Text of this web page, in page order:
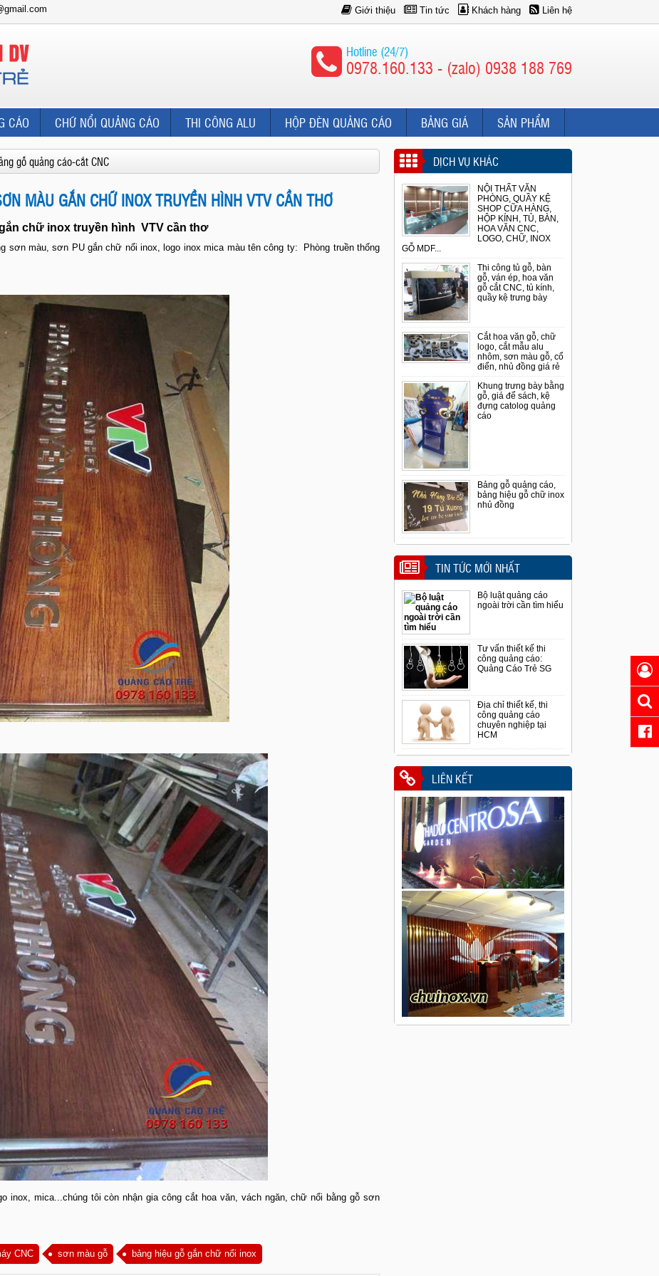
Giới thiệu Tin tức Khách hàng Liên hệ
Hotline (24/7)
0978.160.133 - (zalo) 0938 188 769
CÁO CHỮ NỔI QUẢNG CÁO THI CÔNG ALU HỘP ĐÈN QUẢNG CÁO BẢNG GIÁ SẢN PHẨM
DỊCH VỤ KHÁC
NỘI THẤT VĂN
PHÒNG, QUẦY KỆ
SHOP CỮA HÀNG,
HỘP KÍNH, TỦ, BÀN,
HOA VĂN CNC,
LOGO, CHỮ, INOX
GỖ MDF...
Thi công tủ gỗ, bàn
gỗ, ván ép, hoa văn
gỗ cắt CNC, tủ kính,
quầy kệ trưng bày
Cắt hoa văn gỗ, chữ
logo, cắt mẫu alu
nhôm, sơn màu gỗ, cổ
điển, nhủ đồng giá rẻ
Khung trưng bày bằng
gỗ, giá để sách, kệ
đựng catolog quảng
cáo
Bảng gỗ quảng cáo,
bảng hiệu gỗ chữ inox
nhủ đồng
TIN TỨC MỚI NHẤT
Bộ luật quảng cáo
ngoài trời cần tìm hiểu
Tư vấn thiết kế thi
công quảng cáo:
Quảng Cáo Trẻ SG
Địa chỉ thiết kế, thi
công quảng cáo
chuyên nghiệp tại
HCM
LIÊN KẾT
gỗ quảng cáo-cắt CNC
MÀU GẮN CHỮ INOX TRUYỀN HÌNH VTV CẦN THƠ
chữ inox truyền hình VTV cần thơ
sơn màu, sơn PU gắn chữ nổi inox, logo inox mica màu tên công ty: Phòng truền thống
inox, mica...chúng tôi còn nhận gia công cắt hoa văn, vách ngăn, chữ nổi bằng gỗ sơn
CNC sơn màu gỗ bảng hiệu gỗ gắn chữ nổi inox